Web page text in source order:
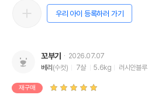
우리 아이 등록하러 가기
꼬부기
2026.07.07
베리 (수컷) 7살 5.6kg 러시안블루
재구매